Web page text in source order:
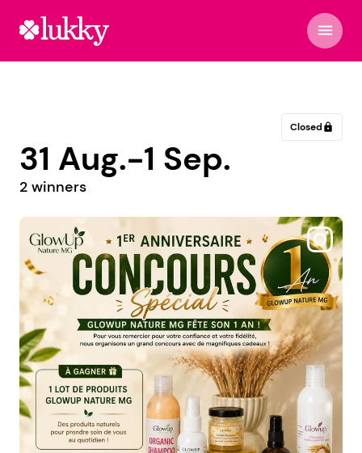
menu
Closed lock
31 Aug.-1 Sep.
2 winners
@rasalynetattoo